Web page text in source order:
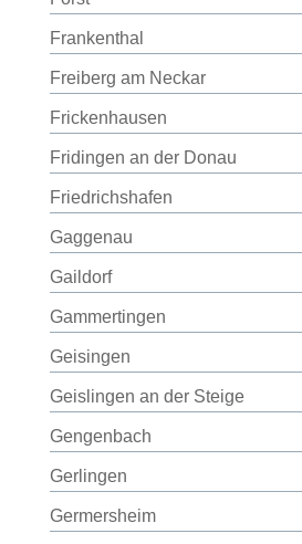
Frankenthal
Freiberg am Neckar
Frickenhausen
Fridingen an der Donau
Friedrichshafen
Gaggenau
Gaildorf
Gammertingen
Geisingen
Geislingen an der Steige
Gengenbach
Gerlingen
Germersheim